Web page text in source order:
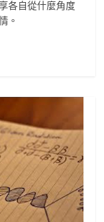
各自從什麼角度
。